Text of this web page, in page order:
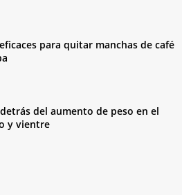
para quitar manchas de café
del aumento de peso en el
y vientre